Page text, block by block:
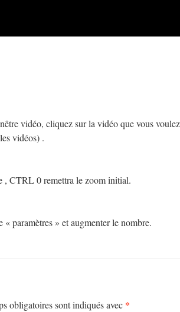
vidéo, cliquez sur la vidéo que vous
vidéos) .
, CTRL 0 remettra le zoom initial.
paramètres » et augmenter le nombre.
obligatoires sont indiqués avec *